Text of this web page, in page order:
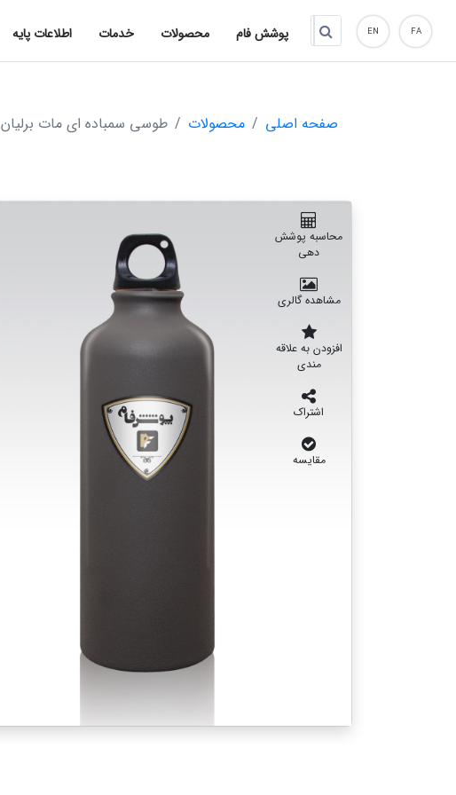
FA
EN پوشش فام محصولات خدمات اطلاعات پایه
صفحه اصلی محصولات طوسی سمباده ای مات برلیان
محاسبه پوشش
دهی
مشاهده گالری
افزودن به علاقه
مندی
اشتراک
مقایسه